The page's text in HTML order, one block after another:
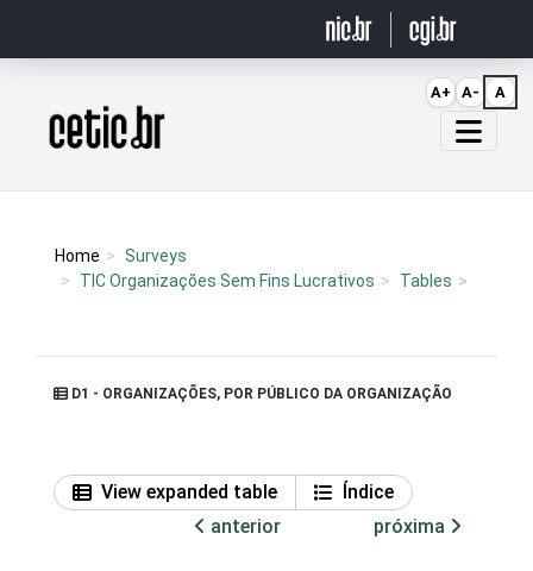
Página inicial
Home
Surveys
TIC Organizações Sem Fins Lucrativos
Tables
D1 - ORGANIZAÇÕES, POR PÚBLICO DA ORGANIZAÇÃO
View expanded table
Índice
anterior
próxima
A+ A- A